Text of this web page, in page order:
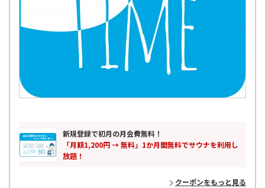
新規登録で初月の月会費無料！
「月額1,200円 → 無料」1か月間無料でサウナを利用し
放題！
クーポンをもっと見る